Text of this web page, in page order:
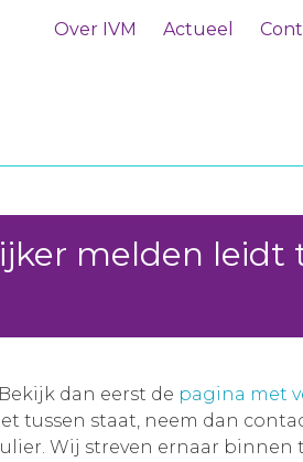
Over IVM Actueel
melden
dan eerst de pagina met
tussen staat, neem dan
Wij streven ernaar binnen